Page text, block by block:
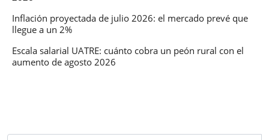
Inflación proyectada de julio 2026: el mercado prevé que
llegue a un 2%
Escala salarial UATRE: cuánto cobra un peón rural con el
aumento de agosto 2026